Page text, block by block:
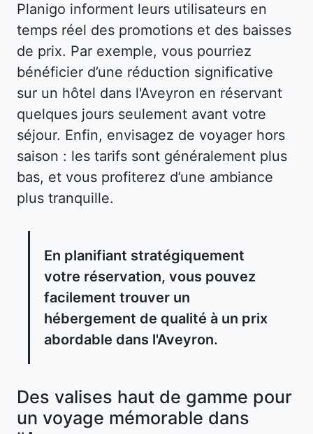
Planigo informent leurs utilisateurs en
temps réel des promotions et des baisses
de prix. Par exemple, vous pourriez
bénéficier d’une réduction significative
sur un hôtel dans l'Aveyron en réservant
quelques jours seulement avant votre
séjour. Enfin, envisagez de voyager hors
saison : les tarifs sont généralement plus
bas, et vous profiterez d’une ambiance
plus tranquille.
En planifiant stratégiquement
votre réservation, vous pouvez
facilement trouver un
hébergement de qualité à un prix
abordable dans l'Aveyron.
Des valises haut de gamme pour
un voyage mémorable dans